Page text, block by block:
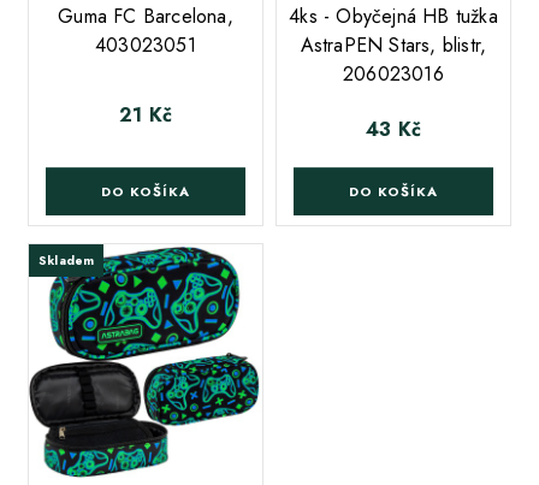
Guma FC Barcelona,
403023051
Cena
21 Kč
DO KOŠÍKA
4ks - Obyčejná HB tužka
AstraPEN Stars, blistr,
206023016
Cena
43 Kč
DO KOŠÍKA
Skladem